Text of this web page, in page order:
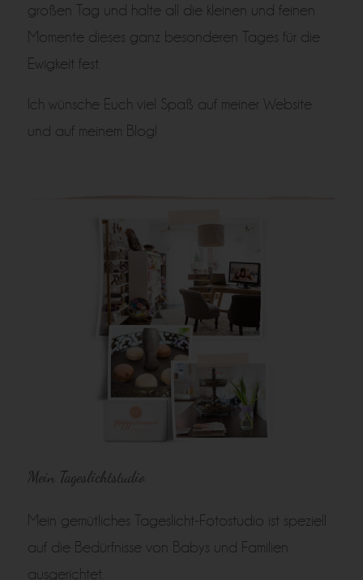
großen Tag und halte all die kleinen und feinen
Momente dieses ganz besonderen Tages für die
Ewigkeit fest.
Ich wünsche Euch viel Spaß auf meiner Website
und auf meinem Blog!
Mein Tageslichtstudio
Mein gemütliches Tageslicht-Fotostudio ist speziell
auf die Bedürfnisse von Babys und Familien
ausgerichtet.